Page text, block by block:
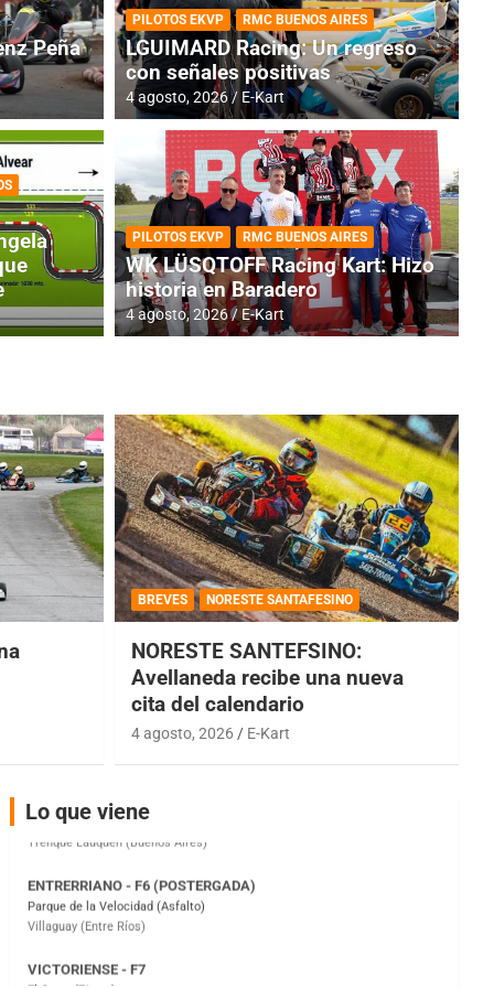
Horarios para la
Peña
PILOTOS EKVP RMC BUENOS AIRES
LGUIMARD Racing: Un regreso
con señales positivas
4 agosto, 2026 E-Kart
PILOTOS EKVP RMC BUENOS AIRES
WK LÜSQTOFF Racing Kart: Hizo
historia en Baradero
4 agosto, 2026 E-Kart
BREVES NORESTE SANTAFESINO
NORESTE SANTEFSINO:
Avellaneda recibe una nueva
cita del calendario
4 agosto, 2026 E-Kart
Lo que viene
COBERTURA ESPECIAL DE E-KART.COM.AR
IAME SERIES ARGENTINA 6
Ramiro Tot (Asfalto)
Baradero (Buenos Aires)
Ciudad de Trenque Lauquen (Asfalto)
Parque de la Velocidad (Asfalto)
VICTORIENSE - F7
El Cerro (Tierra)
Victoria (Entre Ríos)
PATAGONICO - F6
Moto Club Reginense (Tierra)